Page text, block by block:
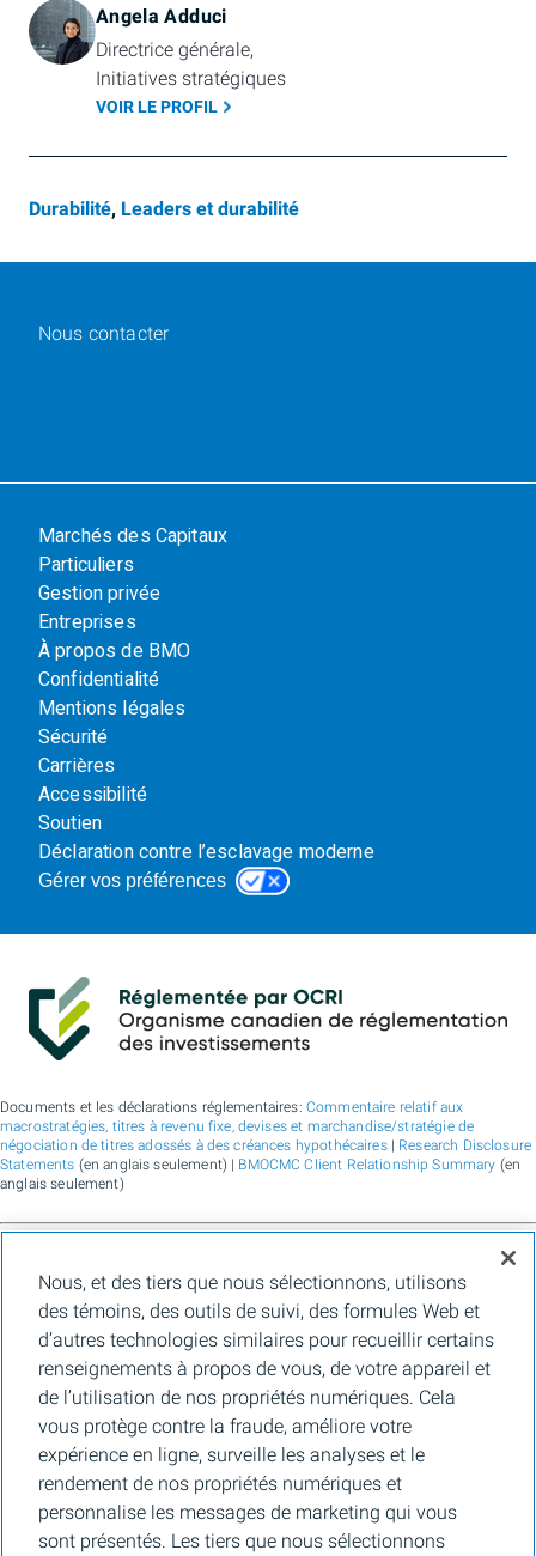
Angela Adduci
Directrice générale,
Initiatives stratégiques
VOIR LE PROFIL
Durabilité, Leaders et durabilité
Nous contacter
Marchés des Capitaux
Particuliers
Gestion privée
Entreprises
À propos de BMO
Confidentialité
Mentions légales
Sécurité
Carrières
Accessibilité
Soutien
Déclaration contre l’esclavage moderne
Gérer vos préférences
Documents et les déclarations réglementaires: Commentaire relatif aux
macrostratégies, titres à revenu fixe, devises et marchandise/stratégie de
négociation de titres adossés à des créances hypothécaires| Research Disclosure
Statements (en anglais seulement) | BMOCMC Client Relationship Summary (en
anglais seulement)
financier pour les services de vente en gros de la Banque de Montréal, de BMO
Bank N.A. (membre de la FDIC), de Bank of Montreal Europe Plc et de Bank of
Montreal (China) Co. Ltd., pour les services de courtage auprès des clients
institutionnels de BMO Capital Markets Corp. (membre de laFINRAet de laSIPC
et les services de courtage d'agence de Clearpool Execution Services, LLC
(membre laFINRAet de la SIPC) aux États-Unis, ainsi que pour les services de
courtage auprès des clients institutionnels de BMO Nesbitt Burns Inc. (membre de
l’Organisme canadien de réglementation des investissements, et membre du
Fonds canadien de protection des épargnants) au Canada et en Asie, de Bank of
Montreal Europe Plc (autorisée et réglementée par la Central Bank of Ireland) en
Europe et de BMO Capital Markets Limited (autorisée et réglementée par la
Financial Conduct Authority) au Royaume-Uni et en Australie, ainsi que pour les
services-conseils en matière d’établissement de crédits carbone, de durabilité et
de solutions pour l’environnement de Banque de Montréal, de BMO Radicle Inc., et
de Carbon Farmers Australia Pty Ltd. (ACN 136 799 221 AFSL 430135) en
Nous, et des tiers que nous sélectionnons, utilisons
des témoins, des outils de suivi, des formules Web et
d’autres technologies similaires pour recueillir certains
renseignements à propos de vous, de votre appareil et
de l’utilisation de nos propriétés numériques. Cela
vous protège contre la fraude, améliore votre
expérience en ligne, surveille les analyses et le
rendement de nos propriétés numériques et
personnalise les messages de marketing qui vous
sont présentés. Les tiers que nous sélectionnons